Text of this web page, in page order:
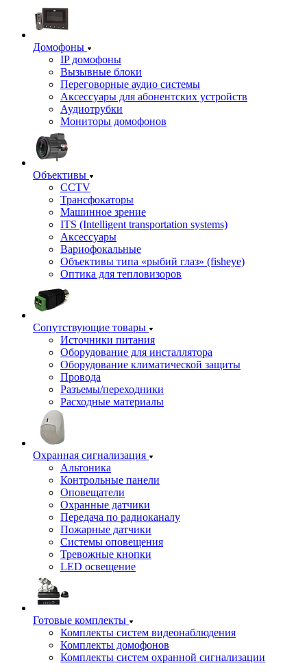
Домофоны
IP домофоны
Вызывные блоки
Переговорные аудио системы
Аксессуары для абонентских устройств
Аудиотрубки
Мониторы домофонов
Объективы
CCTV
Трансфокаторы
Машинное зрение
ITS (Intelligent transportation systems)
Аксессуары
Вариофокальные
Объективы типа «рыбий глаз» (fisheye)
Оптика для тепловизоров
Сопутствующие товары
Источники питания
Оборудование для инсталлятора
Оборудование климатической защиты
Провода
Разъемы/переходники
Расходные материалы
Охранная сигнализация
Альтоника
Контрольные панели
Оповещатели
Охранные датчики
Передача по радиоканалу
Пожарные датчики
Системы оповещения
Тревожные кнопки
LED освещение
Готовые комплекты
Комплекты систем видеонаблюдения
Комплекты домофонов
Комплекты систем охранной сигнализации